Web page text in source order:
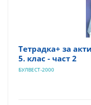
Тетрадка+ за
5. клас - част 2
БУЛВЕСТ-2000